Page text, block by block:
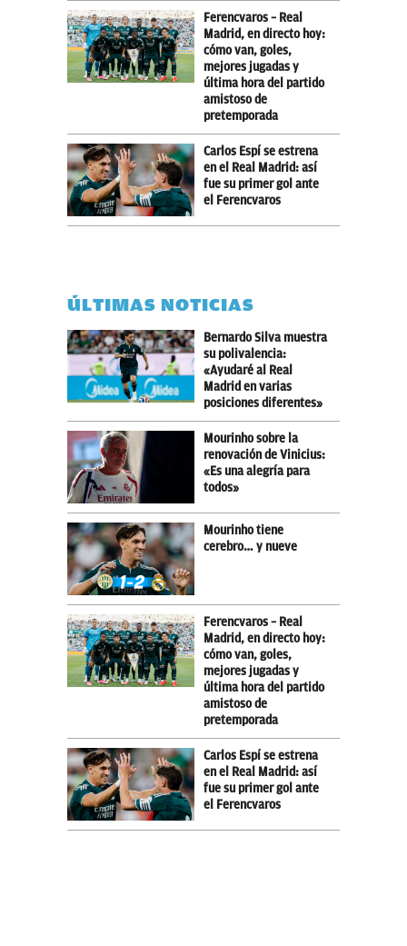
Ferencvaros – Real
Madrid, en directo hoy:
cómo van, goles,
mejores jugadas y
última hora del partido
amistoso de
pretemporada
Carlos Espí se estrena
en el Real Madrid: así
fue su primer gol ante
el Ferencvaros
ÚLTIMAS NOTICIAS
Bernardo Silva muestra
su polivalencia:
«Ayudaré al Real
Madrid en varias
posiciones diferentes»
Mourinho sobre la
renovación de Vinicius:
«Es una alegría para
todos»
Mourinho tiene
cerebro… y nueve
Ferencvaros – Real
Madrid, en directo hoy:
cómo van, goles,
mejores jugadas y
última hora del partido
amistoso de
pretemporada
Carlos Espí se estrena
en el Real Madrid: así
fue su primer gol ante
el Ferencvaros